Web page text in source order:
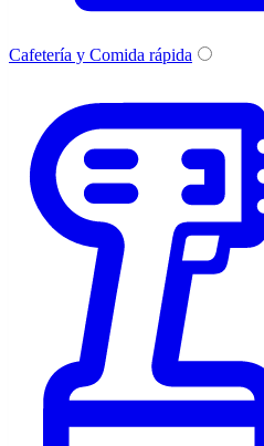
Cafetería y Comida rápida